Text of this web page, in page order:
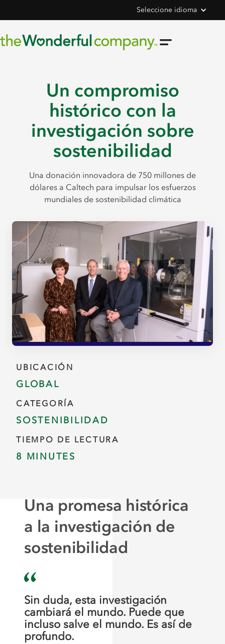
Seleccione idioma
Un compromiso
histórico con la
investigación sobre
sostenibilidad
Una donación innovadora de 750 millones de
dólares a Caltech para impulsar los esfuerzos
mundiales de sostenibilidad climática
UBICACIÓN
GLOBAL
CATEGORÍA
SOSTENIBILIDAD
TIEMPO DE LECTURA
8 MINUTES
Una promesa histórica
a la investigación de
sostenibilidad
Sin duda, esta investigación
cambiará el mundo. Puede que
incluso salve el mundo. Es así de
profundo.